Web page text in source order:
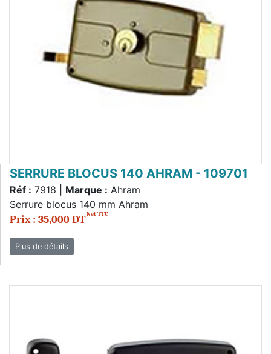
SERRURE BLOCUS 140 AHRAM - 109701
Réf : 7918 | Marque : Ahram
Serrure blocus 140 mm Ahram
Prix : 35,000 DTNet TTC
Plus de détails